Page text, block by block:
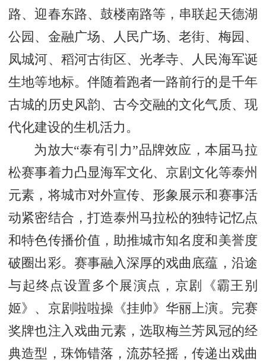
路、迎春东路、鼓楼南路等，串联起天德湖
公园、金融广场、人民广场、老街、梅园、
凤城河、稻河古街区、光孝寺、人民海军诞
生地等地标。伴随着跑者一路前行的是千年
古城的历史风韵、古今交融的文化气质、现
代化建设的生机活力。
为放大“泰有引力”品牌效应，本届马拉
松赛事着力凸显海军文化、京剧文化等泰州
元素，将城市对外宣传、形象展示和赛事活
动紧密结合，打造泰州马拉松的独特记忆点
和特色传播价值，助推城市知名度和美誉度
破圈出彩。赛事融入深厚的戏曲底蕴，沿途
与起终点设置多个展演点，京剧《霸王别
姬》、京剧啦啦操《挂帅》华丽上演。完赛
奖牌也注入戏曲元素，选取梅兰芳凤冠的经
典造型，珠饰错落，流苏轻摇，传递出戏曲